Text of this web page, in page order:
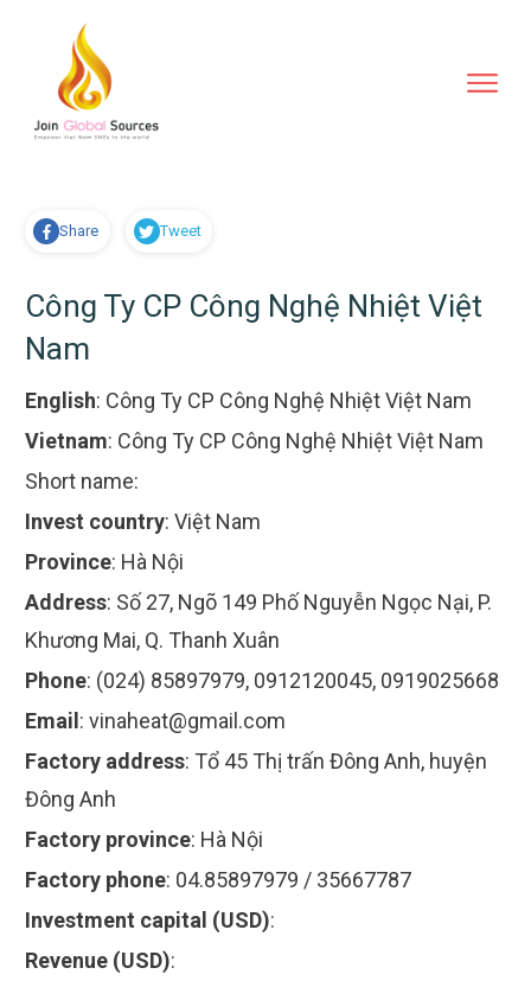
Share Tweet
Công Ty CP Công Nghệ Nhiệt Việt
Nam
English: Công Ty CP Công Nghệ Nhiệt Việt Nam
Vietnam: Công Ty CP Công Nghệ Nhiệt Việt Nam
Short name:
Invest country: Việt Nam
Province: Hà Nội
Address: Số 27, Ngõ 149 Phố Nguyễn Ngọc Nại, P.
Khương Mai, Q. Thanh Xuân
Phone: (024) 85897979, 0912120045, 0919025668
Email : vinaheat@gmail.com
Factory address: Tổ 45 Thị trấn Đông Anh, huyện
Đông Anh
Factory province: Hà Nội
Factory phone: 04.85897979 / 35667787
Investment capital (USD):
Revenue (USD):